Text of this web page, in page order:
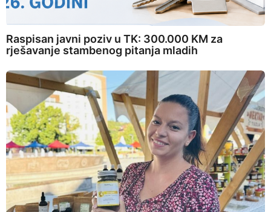
Raspisan javni poziv u TK: 300.000 KM za
rješavanje stambenog pitanja mladih